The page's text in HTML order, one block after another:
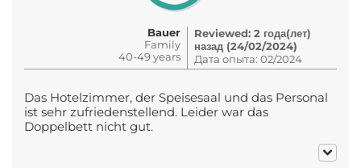
Bauer
Family
40-49 years
Reviewed: 2 года(лет)
назад (24/02/2024)
Дата опыта: 02/2024
Das Hotelzimmer, der Speisesaal und das Personal
ist sehr zufriedenstellend. Leider war das
Doppelbett nicht gut.